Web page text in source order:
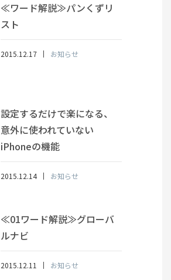
≪ワード解説≫パンくずリ
スト
2015.12.17 お知らせ
設定するだけで楽になる、
意外に使われていない
iPhoneの機能
2015.12.14 お知らせ
≪01ワード解説≫グローバ
ルナビ
2015.12.11 お知らせ